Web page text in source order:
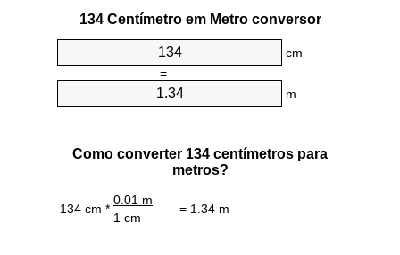
134 Centímetro em Metro conversor
cm
=
m
Como converter 134 centímetros para
metros?
134 cm *
0.01 m
= 1.34 m
1 cm